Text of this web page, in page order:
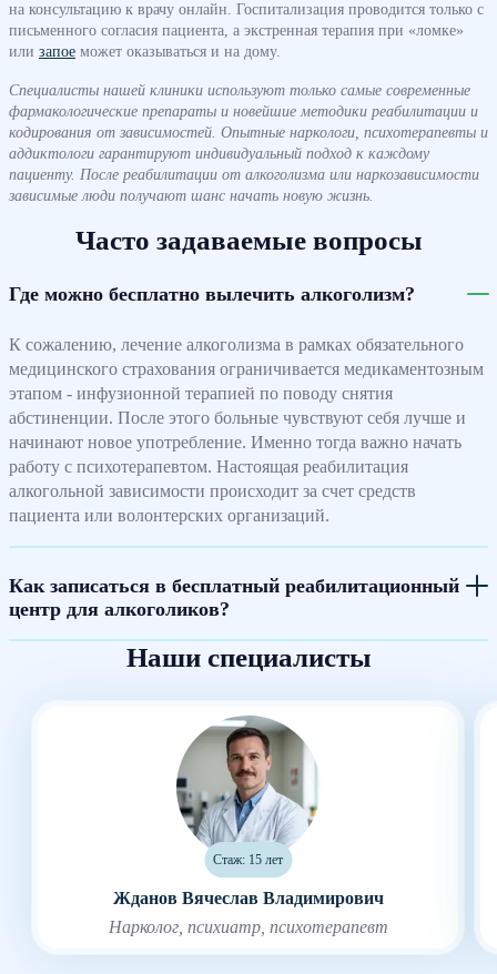
на консультацию к врачу онлайн. Госпитализация проводится только с
письменного согласия пациента, а экстренная терапия при «ломке»
или запое может оказываться и на дому.
Специалисты нашей клиники используют только самые современные
фармакологические препараты и новейшие методики реабилитации и
кодирования от зависимостей. Опытные наркологи, психотерапевты и
аддиктологи гарантируют индивидуальный подход к каждому
пациенту. После реабилитации от алкоголизма или наркозависимости
зависимые люди получают шанс начать новую жизнь.
Часто задаваемые вопросы
Где можно бесплатно вылечить алкоголизм?
К сожалению, лечение алкоголизма в рамках обязательного
медицинского страхования ограничивается медикаментозным
этапом - инфузионной терапией по поводу снятия
абстиненции. После этого больные чувствуют себя лучше и
начинают новое употребление. Именно тогда важно начать
работу с психотерапевтом. Настоящая реабилитация
алкогольной зависимости происходит за счет средств
пациента или волонтерских организаций.
Как записаться в бесплатный реабилитационный
центр для алкоголиков?
Наши специалисты
Стаж: 15 лет
Жданов Вячеслав Владимирович
Нарколог, психиатр, психотерапевт